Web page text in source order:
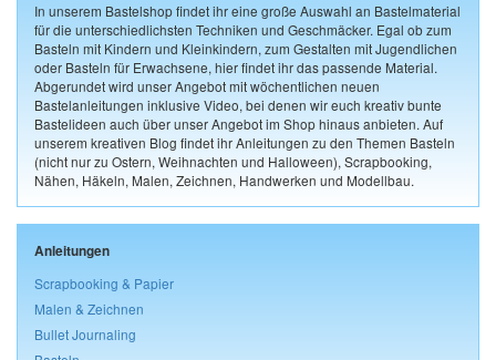
In unserem Bastelshop findet ihr eine große Auswahl an Bastelmaterial
für die unterschiedlichsten Techniken und Geschmäcker. Egal ob zum
Basteln mit Kindern und Kleinkindern, zum Gestalten mit Jugendlichen
oder Basteln für Erwachsene, hier findet ihr das passende Material.
Abgerundet wird unser Angebot mit wöchentlichen neuen
Bastelanleitungen inklusive Video, bei denen wir euch kreativ bunte
Bastelideen auch über unser Angebot im Shop hinaus anbieten. Auf
unserem kreativen Blog findet ihr Anleitungen zu den Themen Basteln
(nicht nur zu Ostern, Weihnachten und Halloween), Scrapbooking,
Nähen, Häkeln, Malen, Zeichnen, Handwerken und Modellbau.
Anleitungen
Scrapbooking & Papier
Malen & Zeichnen
Bullet Journaling